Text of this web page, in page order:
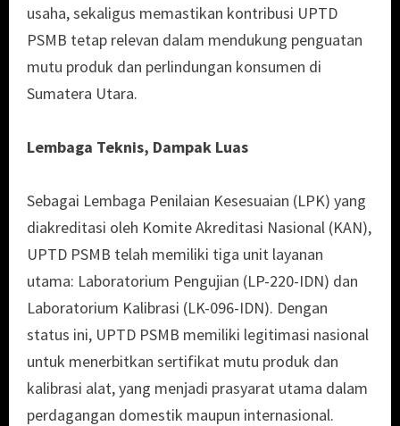
usaha, sekaligus memastikan kontribusi UPTD
PSMB tetap relevan dalam mendukung penguatan
mutu produk dan perlindungan konsumen di
Sumatera Utara.
Lembaga Teknis, Dampak Luas
Sebagai Lembaga Penilaian Kesesuaian (LPK) yang
diakreditasi oleh Komite Akreditasi Nasional (KAN),
UPTD PSMB telah memiliki tiga unit layanan
utama: Laboratorium Pengujian (LP-220-IDN) dan
Laboratorium Kalibrasi (LK-096-IDN). Dengan
status ini, UPTD PSMB memiliki legitimasi nasional
untuk menerbitkan sertifikat mutu produk dan
kalibrasi alat, yang menjadi prasyarat utama dalam
perdagangan domestik maupun internasional.